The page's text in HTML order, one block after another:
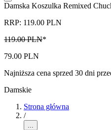
Damska Koszulka Remixed
RRP: 119.00 PLN
119.00 PLN*
79.00 PLN
Najniższa cena sprzed 30 dni
Damskie
Strona główna
/
...